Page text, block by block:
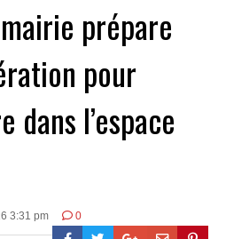
prépare
pour
dans l’espace
3:31 pm 0